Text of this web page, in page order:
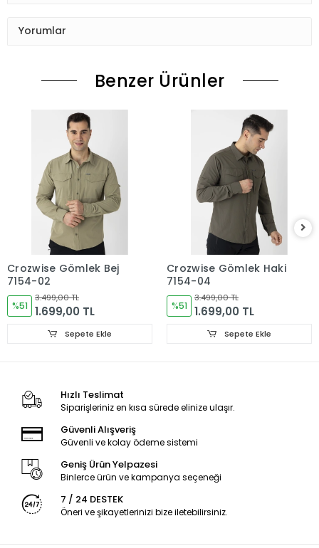
Yorumlar
Benzer Ürünler
Crozwise Gömlek Bej
7154-02
%51
3.499,00 TL
1.699,00 TL
Sepete Ekle
Crozwise Gömlek Haki
7154-04
%51
3.499,00 TL
1.699,00 TL
Sepete Ekle
Hızlı Teslimat
Siparişleriniz en kısa sürede elinize ulaşır.
Güvenli Alışveriş
Güvenli ve kolay ödeme sistemi
Geniş Ürün Yelpazesi
Binlerce ürün ve kampanya seçeneği
7 / 24 DESTEK
Öneri ve şikayetlerinizi bize iletebilirsiniz.